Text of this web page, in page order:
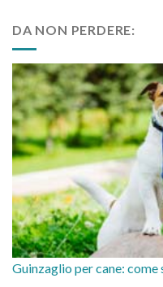
DA NON PERDERE:
Guinzaglio per cane: